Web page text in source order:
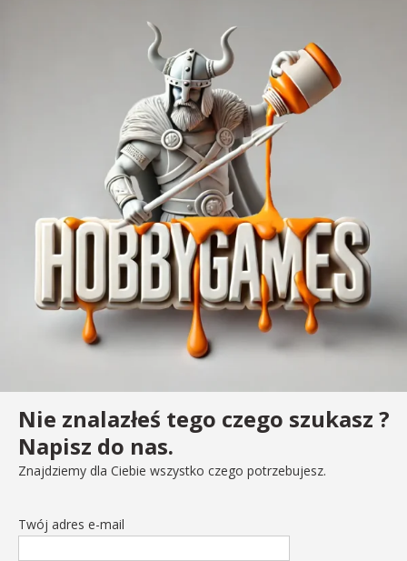
Nie znalazłeś tego czego szukasz ?
Napisz do nas.
Znajdziemy dla Ciebie wszystko czego potrzebujesz.
Twój adres e-mail